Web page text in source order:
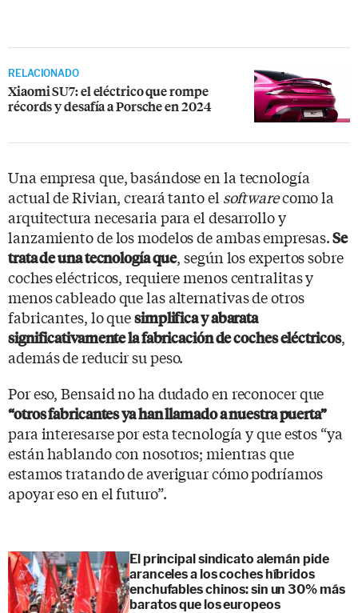
RELACIONADO
Xiaomi SU7: el eléctrico que rompe
récords y desafía a Porsche en 2024
Una empresa que, basándose en la tecnología
actual de Rivian, creará tanto el softwarecomo la
arquitectura necesaria para el desarrollo y
lanzamiento de los modelos de ambas empresas.Se
trata de una tecnología que, según los expertos sobre
coches eléctricos, requiere menos centralitas y
menos cableado que las alternativas de otros
fabricantes, lo quesimplifica y abarata
significativamente la fabricación de coches eléctricos,
además de reducir su peso.
Por eso, Bensaid no ha dudado en reconocer que
“otros fabricantes ya han llamado a nuestra puerta”
para interesarse por esta tecnología y que estos “ya
están hablando con nosotros; mientras que
estamos tratando de averiguar cómo podríamos
apoyar eso en el futuro”.
El principal sindicato alemán pide
aranceles a los coches híbridos
enchufables chinos: sin un 30% más
baratos que los europeos